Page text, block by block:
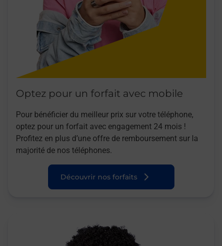
Optez pour un forfait avec mobile
Pour bénéficier du meilleur prix sur votre téléphone,
optez pour un forfait avec engagement 24 mois !
Profitez en plus d’une offre de remboursement sur la
majorité de nos téléphones.
Découvrir nos forfaits